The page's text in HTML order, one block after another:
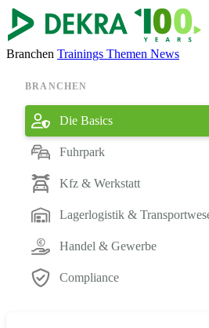
Branchen Trainings Themen News
BRANCHEN
Die Basics
Fuhrpark
Kfz & Werkstatt
Lagerlogistik &
Handel & Gewerbe
Compliance